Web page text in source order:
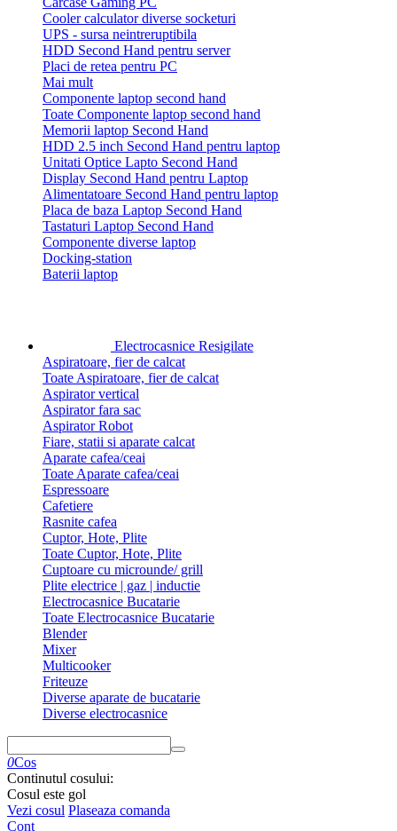
Cooler calculator diverse socketuri
UPS - sursa neintreruptibila
HDD Second Hand pentru server
Placi de retea pentru PC
Mai mult
Componente laptop second hand
Toate Componente laptop second hand
Memorii laptop Second Hand
HDD 2.5 inch Second Hand pentru laptop
Unitati Optice Lapto Second Hand
Display Second Hand pentru Laptop
Alimentatoare Second Hand pentru laptop
Placa de baza Laptop Second Hand
Tastaturi Laptop Second Hand
Componente diverse laptop
Docking-station
Baterii laptop
Electrocasnice Resigilate
Aspiratoare, fier de calcat
Toate Aspiratoare, fier de calcat
Aspirator vertical
Aspirator fara sac
Aspirator Robot
Fiare, statii si aparate calcat
Aparate cafea/ceai
Toate Aparate cafea/ceai
Espressoare
Cafetiere
Rasnite cafea
Cuptor, Hote, Plite
Toate Cuptor, Hote, Plite
Cuptoare cu microunde/ grill
Plite electrice | gaz | inductie
Electrocasnice Bucatarie
Toate Electrocasnice Bucatarie
Blender
Mixer
Multicooker
Friteuze
Diverse aparate de bucatarie
Diverse electrocasnice
0Cos
Continutul cosului:
Cosul este gol
Vezi cosul Plaseaza comanda
Cont